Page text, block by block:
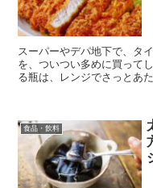
スーパーやデパ地下で、タ
を、ついつい多めに買って
る瓶は、レンジでさっとあ
食品・飲料